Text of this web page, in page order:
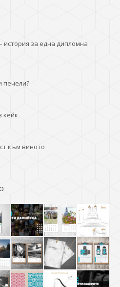
история за една дипломна
печели?
кейк
към виното